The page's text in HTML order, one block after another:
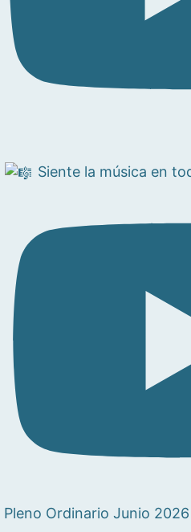
Siente la música en
Pleno Ordinario Junio 2026